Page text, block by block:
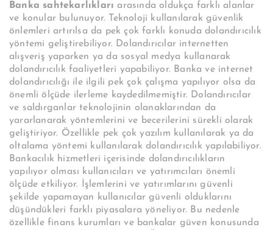
Banka sahtekarlıkları arasında oldukça farklı alanlar
ve konular bulunuyor. Teknoloji kullanılarak güvenlik
önlemleri artırılsa da pek çok farklı konuda dolandırıcılık
yöntemi geliştirebiliyor. Dolandırıcılar internetten
alışveriş yaparken ya da sosyal medya kullanarak
dolandırıcılık faaliyetleri yapabiliyor. Banka ve internet
dolandırıcılığı ile ilgili pek çok çalışma yapılıyor olsa da
önemli ölçüde ilerleme kaydedilmemiştir. Dolandırıcılar
ve saldırganlar teknolojinin olanaklarından da
yararlanarak yöntemlerini ve becerilerini sürekli olarak
geliştiriyor. Özellikle pek çok yazılım kullanılarak ya da
oltalama yöntemi kullanılarak dolandırıcılık yapılabiliyor.
Bankacılık hizmetleri içerisinde dolandırıcılıkların
yapılıyor olması kullanıcıları ve yatırımcıları önemli
ölçüde etkiliyor. İşlemlerini ve yatırımlarını güvenli
şekilde yapamayan kullanıcılar güvenli olduklarını
düşündükleri farklı piyasalara yöneliyor. Bu nedenle
özellikle finans kurumları ve bankalar güven konusunda